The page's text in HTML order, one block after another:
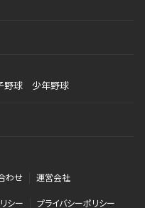
野球 少年野球
わせ 運営会社
シー プライバシーポリシー